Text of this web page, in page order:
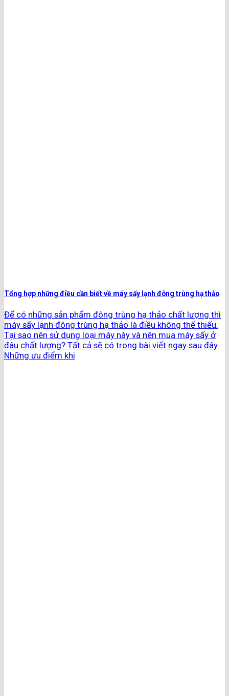
Tổng hợp những điều cần biết về máy sấy lạnh đông trùng hạ thảo
Để có những sản phẩm đông trùng hạ thảo chất lượng thì
máy sấy lạnh đông trùng hạ thảo là điều không thể thiếu.
Tại sao nên sử dụng loại máy này và nên mua máy sấy ở
đâu chất lượng? Tất cả sẽ có trong bài viết ngay sau đây.
Những ưu điểm khi